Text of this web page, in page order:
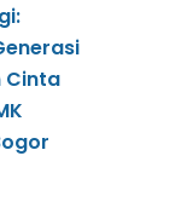
Cinta